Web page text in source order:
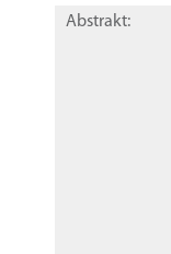
Abstrakt: